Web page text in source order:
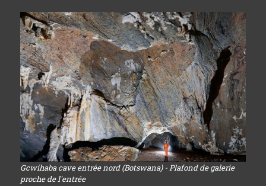
Gcwihaba cave entrée nord (Botswana) - Plafond de galerie
proche de l'entrée